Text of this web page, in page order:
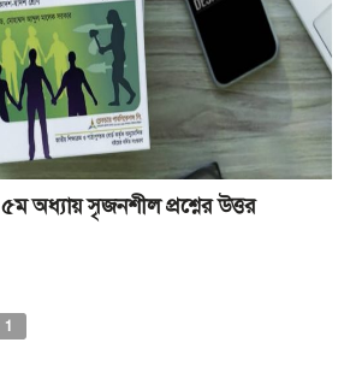
অধ্যায় সৃজনশীল প্রশ্নের উত্তর
1